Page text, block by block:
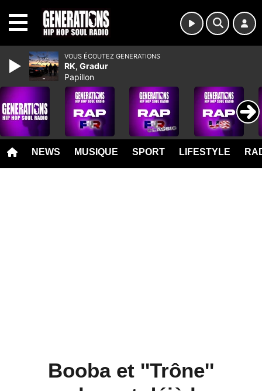
NEWS MUSIQUE SPORT LIFESTYLE
Booba et ''Trône''
VOUS ÉCOUTEZ GENERATIONS
RK, Gradur
Papillon